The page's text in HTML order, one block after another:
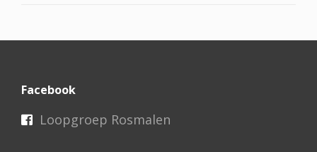
Facebook
Loopgroep Rosmalen